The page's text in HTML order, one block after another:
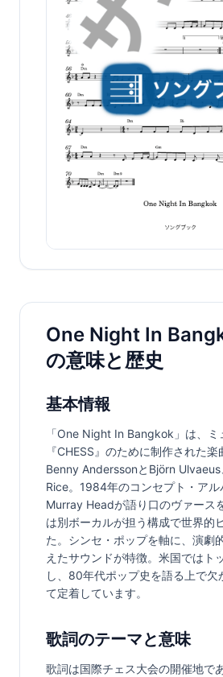
One Night In
の意味と歴史
基本情報
「One Night In Bangkok」は、ミ
『CHESS』のために制作された
Benny AnderssonとBjörn Ulvaeus
Rice。1984年のコンセプト・アル
Murray Headが語り口のヴァース
は別ボーカルが担う構成で世界的
た。シンセ・ポップを軸に、演劇
えたサウンドが特徴。米国ではト
し、80年代ポップ史を語る上で欠
て定着しています。
歌詞のテーマと意味
歌詞は国際チェス大会の開催地で